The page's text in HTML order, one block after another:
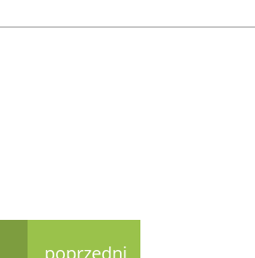
poprzedni